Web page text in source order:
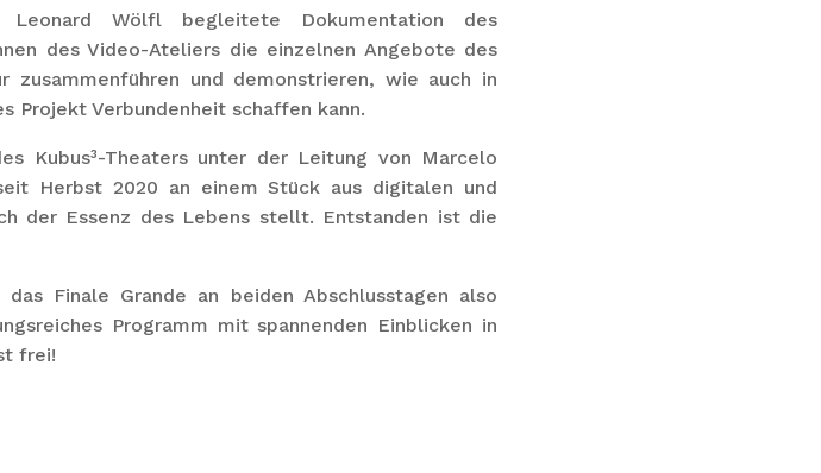
Wölfl begleitete Dokumentation des
des Video-Ateliers die einzelnen Angebote des
zusammenführen und demonstrieren, wie auch in
Projekt Verbundenheit schaffen kann.
Kubus³-Theaters unter der Leitung von Marcelo
Herbst 2020 an einem Stück aus digitalen und
der Essenz des Lebens stellt. Entstanden ist die
Finale Grande an beiden Abschlusstagen also
Programm mit spannenden Einblicken in
frei!